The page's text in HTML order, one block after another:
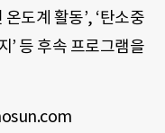
도계 활동’, ‘탄소중
’ 등 후속 프로그램을